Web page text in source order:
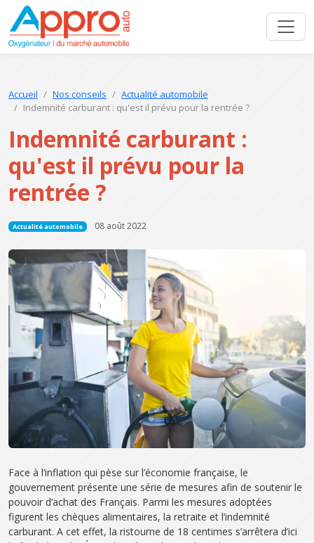
Accueil Nos conseils
Actualité automobile
Indemnité carburant : qu'est il prévu pour la rentrée ?
Indemnité carburant :
qu'est il prévu pour la
rentrée ?
Actualité automobile 08 août 2022
Face à l’inflation qui pèse sur l’économie française, le
gouvernement présente une série de mesures afin de soutenir le
pouvoir d’achat des Français. Parmi les mesures adoptées
figurent les chèques alimentaires, la retraite et l’indemnité
carburant. A cet effet, la ristourne de 18 centimes s’arrêtera d’ici